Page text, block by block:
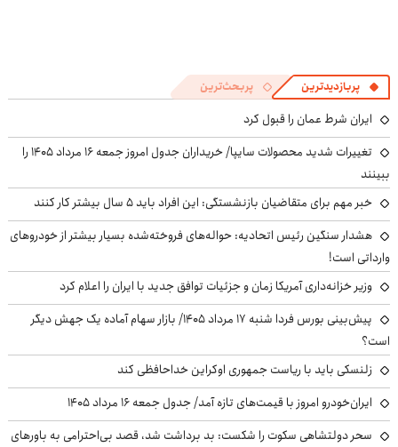
پربازدیدترین پربحث‌ترین
ایران شرط عمان را قبول کرد
تغییرات شدید محصولات سایپا/ خریداران جدول امروز جمعه ۱۶ مرداد ۱۴۰۵ را
ببینند
خبر مهم برای متقاضیان بازنشستگی: این افراد باید ۵ سال بیشتر کار کنند
هشدار سنگین رئیس اتحادیه: حواله‌های فروخته‌شده بسیار بیشتر از خودروهای
وارداتی است!
وزیر خزانه‌داری آمریکا زمان و جزئیات توافق جدید با ایران را اعلام کرد
پیش‌بینی بورس فردا شنبه ۱۷ مرداد ۱۴۰۵/ بازار سهام آماده یک جهش دیگر
است؟
زلنسکی باید با ریاست جمهوری اوکراین خداحافظی کند
ایران‌خودرو امروز با قیمت‌های تازه آمد/ جدول جمعه ۱۶ مرداد ۱۴۰۵
سحر دولتشاهی سکوت را شکست: بد برداشت شد، قصد بی‌احترامی به باورهای